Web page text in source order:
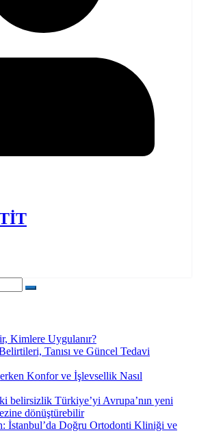
Kimlere Uygulanır?
Tanısı ve Güncel Tedavi
Konfor ve İşlevsellik Nasıl
belirsizlik Türkiye’yi Avrupa’nın yeni
dönüştürebilir
İstanbul’da Doğru Ortodonti Kliniği ve